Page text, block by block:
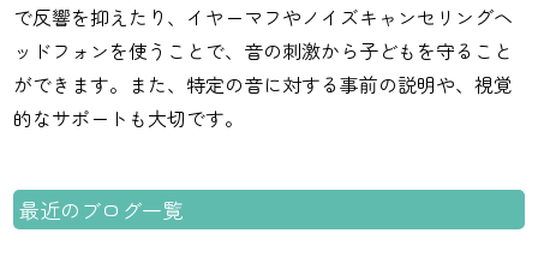
で反響を抑えたり、イヤーマフやノイズキャンセリングヘ
ッドフォンを使うことで、音の刺激から子どもを守ること
ができます。また、特定の音に対する事前の説明や、視覚
的なサポートも大切です。
最近のブログ一覧